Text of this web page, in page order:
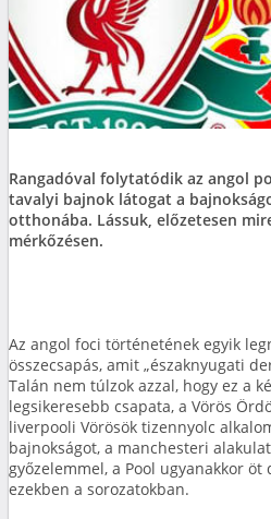
Rangadóval folytatódik az angol
tavalyi bajnok látogat a
otthonába. Lássuk, előzetesen
mérkőzésen.
Az angol foci történetének egyik
összecsapás, amit „északnyugati
Talán nem túlzok azzal, hogy ez a
legsikeresebb csapata, a Vörös
liverpooli Vörösök tizennyolc
bajnokságot, a manchesteri
győzelemmel, a Pool ugyanakkor
ezekben a sorozatokban.